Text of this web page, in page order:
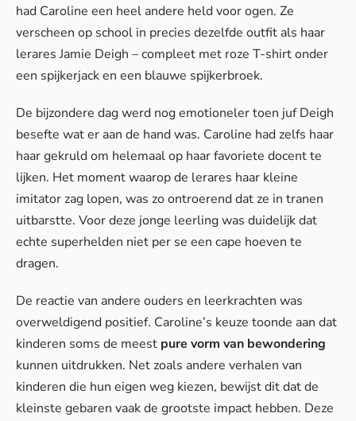
had Caroline een heel andere held voor ogen. Ze
verscheen op school in precies dezelfde outfit als haar
lerares Jamie Deigh – compleet met roze T-shirt onder
een spijkerjack en een blauwe spijkerbroek.
De bijzondere dag werd nog emotioneler toen juf Deigh
besefte wat er aan de hand was. Caroline had zelfs haar
haar gekruld om helemaal op haar favoriete docent te
lijken. Het moment waarop de lerares haar kleine
imitator zag lopen, was zo ontroerend dat ze in tranen
uitbarstte. Voor deze jonge leerling was duidelijk dat
echte superhelden niet per se een cape hoeven te
dragen.
De reactie van andere ouders en leerkrachten was
overweldigend positief. Caroline’s keuze toonde aan dat
kinderen soms de meest pure vorm van bewondering
kunnen uitdrukken. Net zoals andere verhalen van
kinderen die hun eigen weg kiezen, bewijst dit dat de
kleinste gebaren vaak de grootste impact hebben. Deze